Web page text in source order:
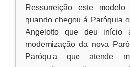
Ressurreição este
quando chegou á Paróquia
Angelotto que deu início
modernização da nova
Paróquia que atende